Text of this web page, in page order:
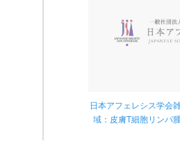
日本アフェレシス学会
域：皮膚T細胞リンパ